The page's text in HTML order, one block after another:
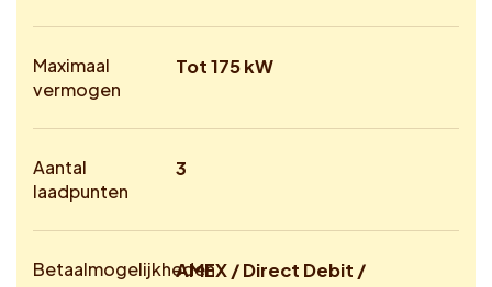
Maximaal
vermogen
Tot 175 kW
Aantal
laadpunten
3
BetaalmogelijkhedenAMEX / Direct Debit /